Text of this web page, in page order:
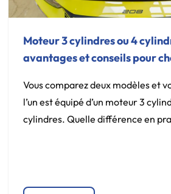
Moteur 3 cylindres ou 4
avantages et conseils pour
Vous comparez deux modèles et
l’un est équipé d’un moteur 3
cylindres. Quelle différence en
conduire que d’une vérité […]